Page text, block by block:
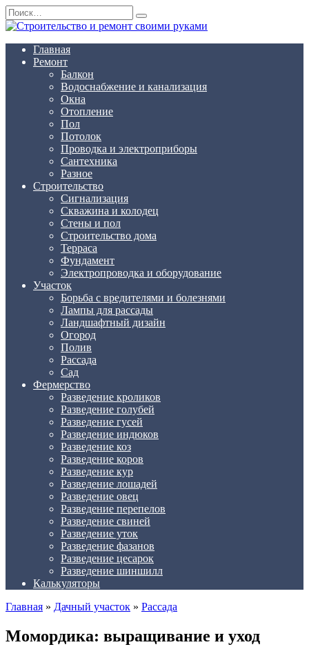
Перейти
к
содержанию
Search
for:
Главная
Ремонт
Балкон
Водоснабжение и канализация
Окна
Отопление
Пол
Потолок
Проводка и электроприборы
Сантехника
Разное
Строительство
Сигнализация
Скважина и колодец
Стены и пол
Строительство дома
Терраса
Фундамент
Электропроводка и оборудование
Участок
Борьба с вредителями и болезнями
Лампы для рассады
Ландшафтный дизайн
Огород
Полив
Рассада
Сад
Фермерство
Разведение кроликов
Разведение голубей
Разведение гусей
Разведение индюков
Разведение коз
Разведение коров
Разведение кур
Разведение лошадей
Разведение овец
Разведение перепелов
Разведение свиней
Разведение уток
Разведение фазанов
Разведение цесарок
Разведение шиншилл
Калькуляторы
Главная » Дачный участок » Рассада
Момордика: выращивание и уход